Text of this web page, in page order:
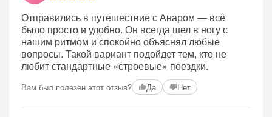
Отправились в путешествие с Анаром — всё
было просто и удобно. Он всегда шел в ногу с
нашим ритмом и спокойно объяснял любые
вопросы. Такой вариант подойдет тем, кто не
любит стандартные «строевые» поездки.
Вам был полезен этот отзыв? Да Нет